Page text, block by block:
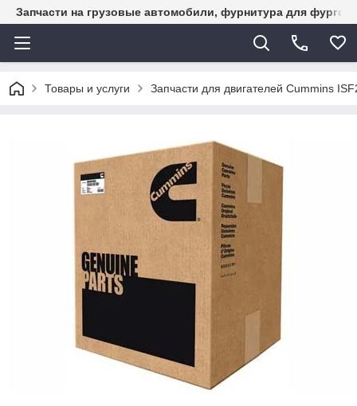
Запчасти на грузовые автомобили, фурнитура для
Товары и услуги Запчасти для двигателей Cummins